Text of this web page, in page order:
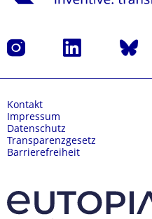
Instagram LinkedIn Bluesky
Kontakt
Impressum
Datenschutz
Transparenzgesetz
Barrierefreiheit